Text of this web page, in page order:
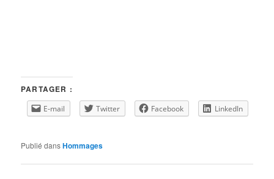
PARTAGER :
E-mail Twitter Facebook LinkedIn
Publié dansHommages